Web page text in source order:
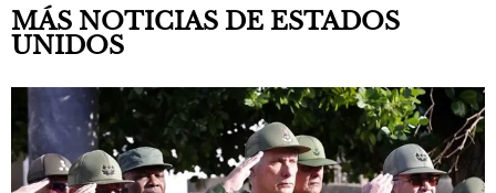
MÁS NOTICIAS DE ESTADOS
UNIDOS